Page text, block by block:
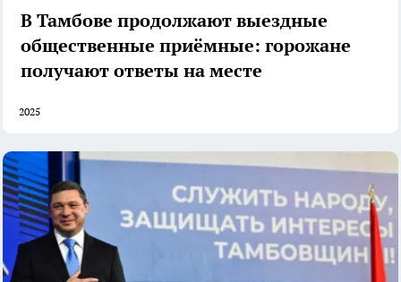
В Тамбове продолжают выездные
общественные приёмные: горожане
получают ответы на месте
2025